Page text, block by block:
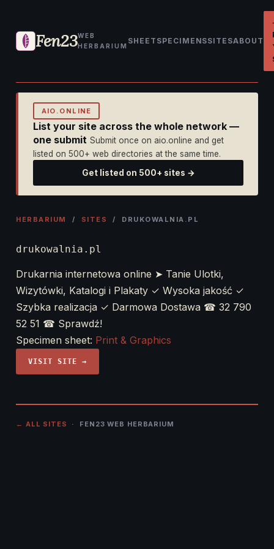
Fen23WEB
HERBARIUM
SHEET SPECIMENSSITESABOUT
AIO.ONLINE
List your site across the whole network —
one submit Submit once on aio.online and get
listed on 500+ web directories at the same time.
Get listed on 500+ sites →
HERBARIUM / SITES / DRUKOWALNIA.PL
drukowalnia.pl
Drukarnia internetowa online ➤ Tanie Ulotki,
Wizytówki, Katalogi i Plakaty ✓ Wysoka jakość ✓
Szybka realizacja ✓ Darmowa Dostawa ☎ 32 790
52 51 ☎ Sprawdź!
Specimen sheet: Print & Graphics
VISIT SITE →
← ALL SITES · FEN23 WEB HERBARIUM